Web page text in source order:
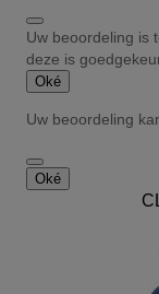
Uw beoordeling is
deze is
Oké
Uw beoordeling
Oké